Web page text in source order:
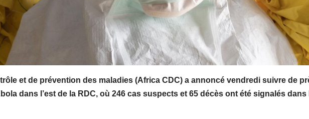
et de prévention des maladies (Africa CDC) a annoncé vendredi suivre de
dans l’est de la RDC, où 246 cas suspects et 65 décès ont été signalés dans